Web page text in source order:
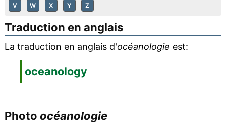
V W X Y Z
Traduction en anglais
La traduction en anglais d'océanologie est:
oceanology
Photo océanologie